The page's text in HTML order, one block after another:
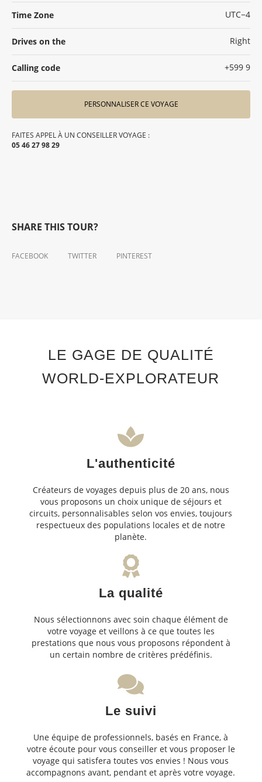
Time Zone UTC−4
Drives on the Right
Calling code +599 9
PERSONNALISER CE VOYAGE
FAITES APPEL À UN CONSEILLER VOYAGE :
05 46 27 98 29
SHARE THIS TOUR?
FACEBOOK TWITTER PINTEREST
LE GAGE DE QUALITÉ
WORLD-EXPLORATEUR
L'authenticité
Créateurs de voyages depuis plus de 20 ans, nous
vous proposons un choix unique de séjours et
circuits, personnalisables selon vos envies, toujours
respectueux des populations locales et de notre
planète.
La qualité
Nous sélectionnons avec soin chaque élément de
votre voyage et veillons à ce que toutes les
prestations que nous vous proposons répondent à
un certain nombre de critères prédéfinis.
Le suivi
Une équipe de professionnels, basés en France, à
votre écoute pour vous conseiller et vous proposer le
voyage qui satisfera toutes vos envies ! Nous vous
accompagnons avant, pendant et après votre voyage.